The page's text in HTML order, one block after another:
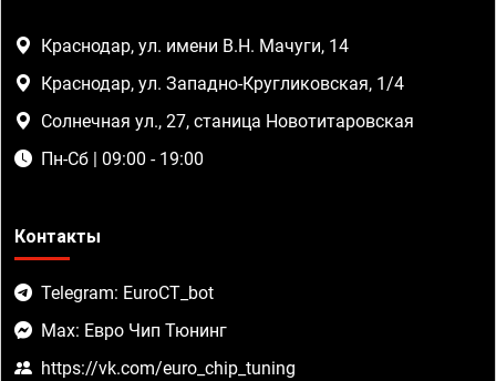
Краснодар, ул. имени В.Н. Мачуги, 14
Краснодар, ул. Западно-Кругликовская, 1/4
Солнечная ул., 27, станица Новотитаровская
Пн-Сб | 09:00 - 19:00
Контакты
Telegram: EuroCT_bot
Max: Евро Чип Тюнинг
https://vk.com/euro_chip_tuning